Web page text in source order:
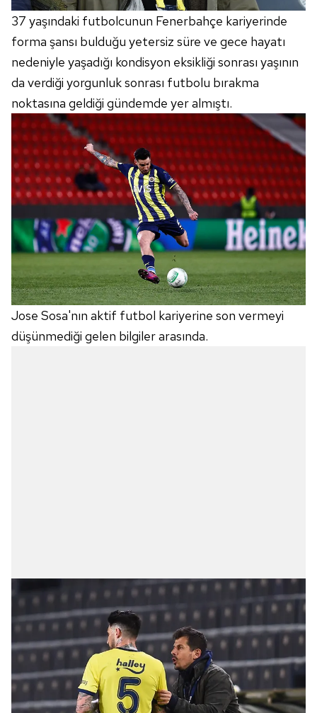
37 yaşındaki futbolcunun Fenerbahçe kariyerinde
forma şansı bulduğu yetersiz süre ve gece hayatı
nedeniyle yaşadığı kondisyon eksikliği sonrası yaşının
da verdiği yorgunluk sonrası futbolu bırakma
noktasına geldiği gündemde yer almıştı.
Jose Sosa'nın aktif futbol kariyerine son vermeyi
düşünmediği gelen bilgiler arasında.